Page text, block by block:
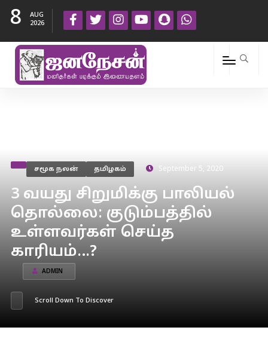
8
AUG
2026
சமூக நலன் தமிழகம் September 5, 2020
3 வயது சிறுமிக்கு பாலியல்
தொல்லை: குடும்பத்தில்
உள்ளவர்கள் செய்த
காரியம்…?
ADMIN
Scroll Down To Discover